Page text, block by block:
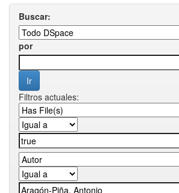
Buscar:
por
Filtros actuales: